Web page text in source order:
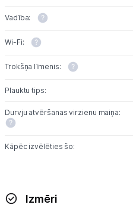
Vadība:
Wi-Fi:
Trokšņa līmenis:
Plauktu tips:
Durvju atvēršanas virzienu maiņa:
Kāpēc izvēlēties šo:
Izmēri